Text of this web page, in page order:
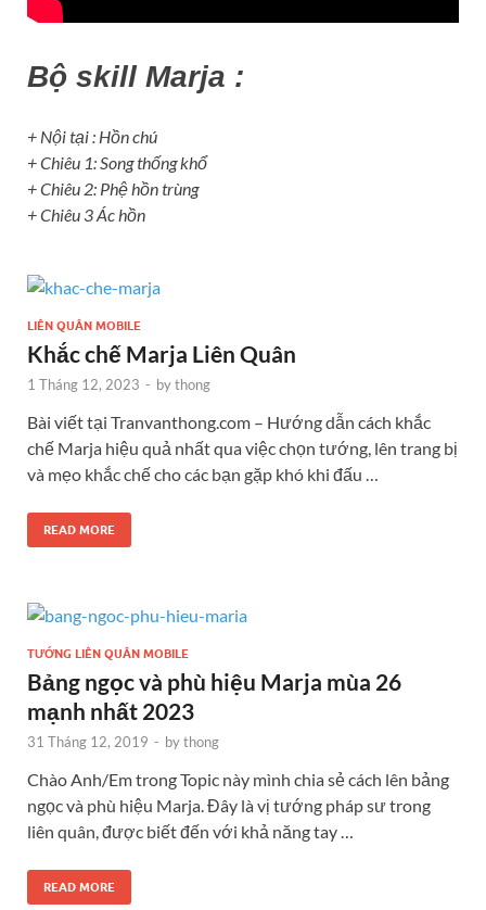
Bộ skill Marja :
+ Nội tại : Hồn chú
+ Chiêu 1: Song thống khổ
+ Chiêu 2: Phệ hồn trùng
+ Chiêu 3 Ác hồn
LIÊN QUÂN MOBILE
Khắc chế Marja Liên Quân
1 Tháng 12, 2023 - bythong
Bài viết tại Tranvanthong.com – Hướng dẫn cách khắc
chế Marja hiệu quả nhất qua việc chọn tướng, lên trang bị
và mẹo khắc chế cho các bạn gặp khó khi đấu …
READ MORE
TƯỚNG LIÊN QUÂN MOBILE
Bảng ngọc và phù hiệu Marja mùa 26
mạnh nhất 2023
31 Tháng 12, 2019 - bythong
Chào Anh/Em trong Topic này mình chia sẻ cách lên bảng
ngọc và phù hiệu Marja. Đây là vị tướng pháp sư trong
liên quân, được biết đến với khả năng tay …
READ MORE